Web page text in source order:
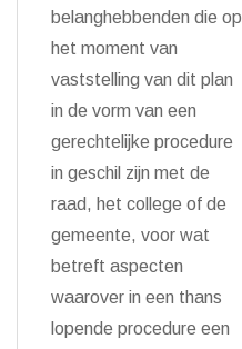
belanghebbenden die op
het moment van
vaststelling van dit plan
in de vorm van een
gerechtelijke procedure
in geschil zijn met de
raad, het college of de
gemeente, voor wat
betreft aspecten
waarover in een thans
lopende procedure een